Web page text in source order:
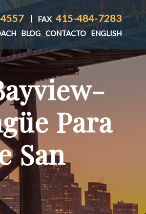
| FAX 415-484-7283
BLOG CONTACTO ENGLISH
Para
San